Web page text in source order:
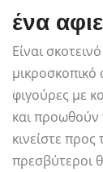
ένα
Είναι
μικροσκοπικό
φιγούρες με
και προωθούν
κινείστε
πρεσβύτεροι